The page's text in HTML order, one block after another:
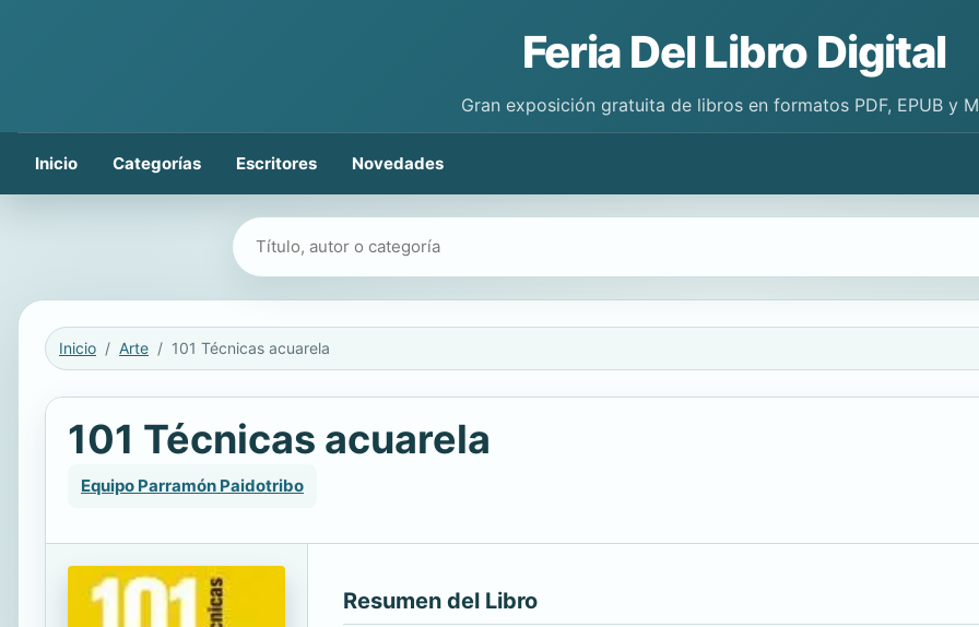
Feria Del Libro Digital
Gran exposición gratuita de libros en formatos PDF, EPUB y
Inicio Categorías Escritores Novedades
Buscar libros
Inicio Arte 101 Técnicas acuarela
101 Técnicas acuarela
Equipo Parramón Paidotribo
Resumen del Libro